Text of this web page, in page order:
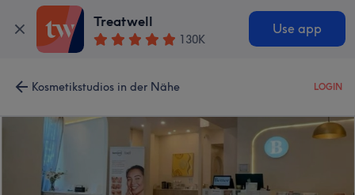
Treatwell
130K
Use app
Kosmetikstudios in der Nähe LOGIN